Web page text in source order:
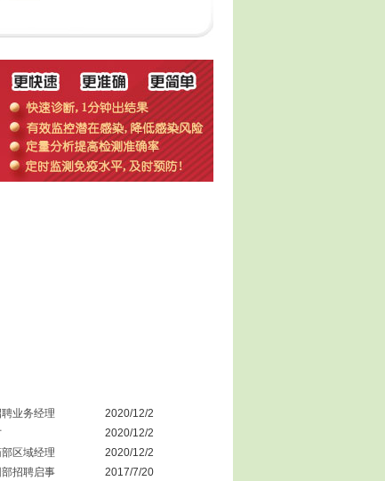
史刚获得讲课比赛二等奖
“健康生活、快乐工作”——鼎正药
业2020年度健康体检活动
健康生活、快乐工作
公司员工在蓟县旅游
聘业务经理
2020/12/2
2020/12/2
部区域经理
2020/12/2
部招聘启事
2017/7/20